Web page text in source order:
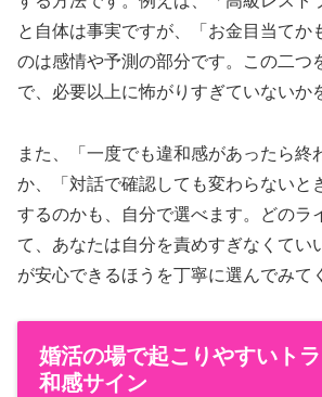
と自体は事実ですが、「お金目当てか
のは感情や予測の部分です。この二つ
で、必要以上に怖がりすぎていないか
また、「一度でも違和感があったら終
か、「対話で確認しても変わらないと
するのかも、自分で選べます。どのラ
て、あなたは自分を責めすぎなくてい
が安心できるほうを丁寧に選んでみて
婚活の場で起こりやすいト
和感サイン